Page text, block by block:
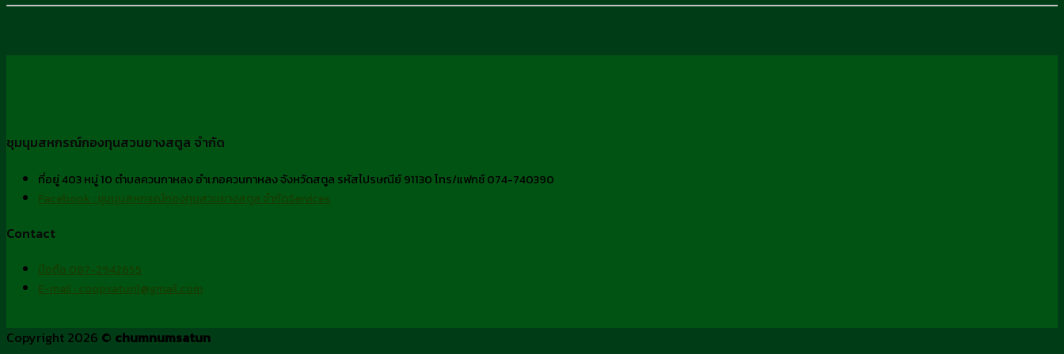
ชุมนุมสหกรณ์กองทุนสวนยางสตูล จำกัด
ที่อยู่ 403 หมู่ 10 ตำบลควนกาหลง อำเภอควนกาหลง จังหวัดสตูล รหัสไปรษณีย์ 91130 โทร/แฟกซ์ 074-740390
Facebook : ชุมนุมสหกรณ์กองทุนสวนยางสตูล จำกัดServices
Contact
มือถือ 087-2942655
E-mail : coopsatun1@gmail.com
Copyright 2026 © chumnumsatun